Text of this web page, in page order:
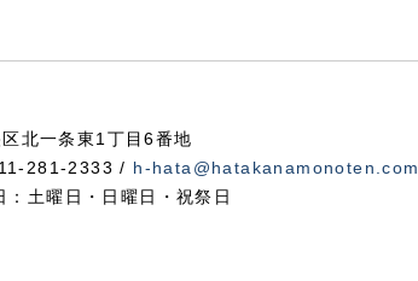
北一条東1丁目6番地
281-2333 / h-hata@hatakanamonoten.com
土曜日・日曜日・祝祭日